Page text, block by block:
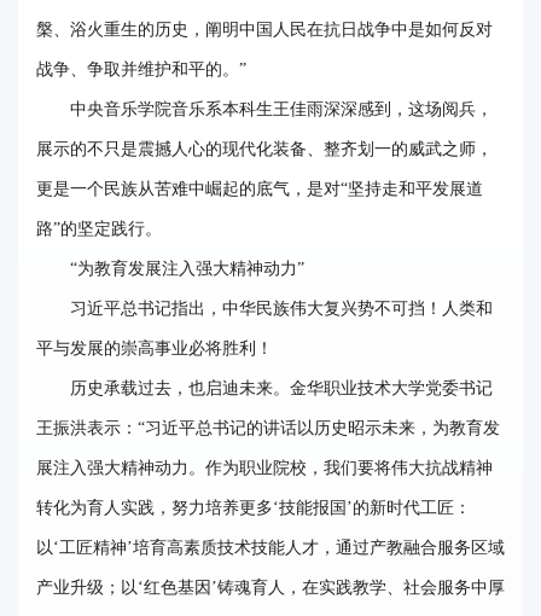
槃、浴火重生的历史，阐明中国人民在抗日战争中是如何反对
战争、争取并维护和平的。”
中央音乐学院音乐系本科生王佳雨深深感到，这场阅兵，
展示的不只是震撼人心的现代化装备、整齐划一的威武之师，
更是一个民族从苦难中崛起的底气，是对“坚持走和平发展道
路”的坚定践行。
“为教育发展注入强大精神动力”
习近平总书记指出，中华民族伟大复兴势不可挡！人类和
平与发展的崇高事业必将胜利！
历史承载过去，也启迪未来。金华职业技术大学党委书记
王振洪表示：“习近平总书记的讲话以历史昭示未来，为教育发
展注入强大精神动力。作为职业院校，我们要将伟大抗战精神
转化为育人实践，努力培养更多‘技能报国’的新时代工匠：
以‘工匠精神’培育高素质技术技能人才，通过产教融合服务区域
产业升级；以‘红色基因’铸魂育人，在实践教学、社会服务中厚